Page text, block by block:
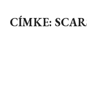
CÍMKE: